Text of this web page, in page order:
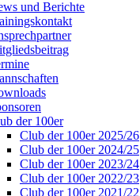
und Berichte
der 100er
Club der 100er 2025/26
Club der 100er 2024/25
Club der 100er 2023/24
Club der 100er 2022/23
Club der 100er 2021/22